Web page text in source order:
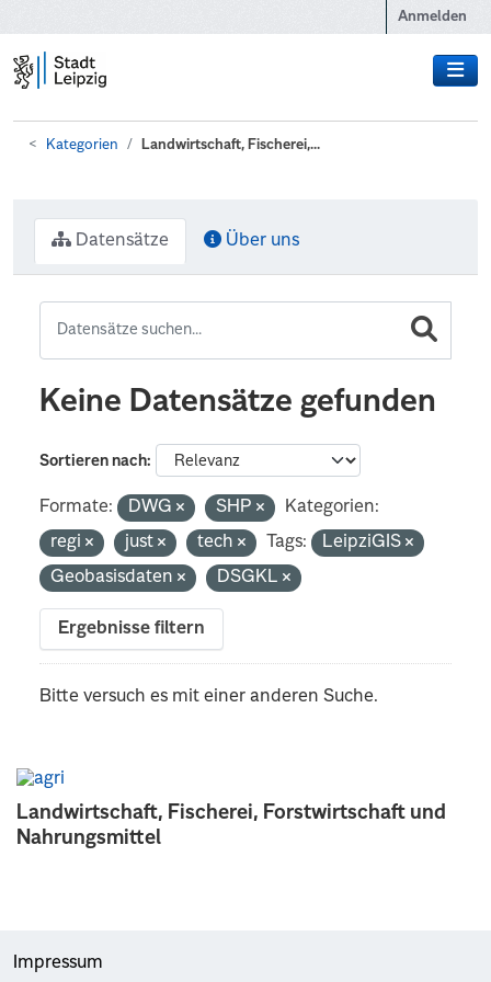
Anmelden
Kategorien Landwirtschaft, Fischerei,...
Landwirtschaft, Fischerei, Forstwirtschaft und
Nahrungsmittel
Datensätze Über uns
Keine Datensätze gefunden
Sortieren nach
Formate: DWG SHP
Kategorien:
regi
just tech Tags:
LeipziGIS
Geobasisdaten
DSGKL
Ergebnisse filtern
Bitte versuch es mit einer anderen Suche.
Impressum